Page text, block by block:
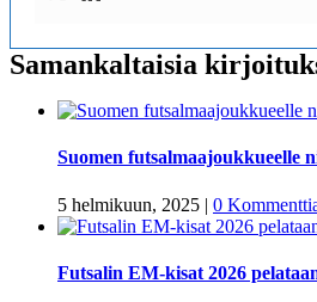
Samankaltaisia
Suomen futsalmaajoukkueelle
5 helmikuun, 2025 | 0
Futsalin EM-kisat 2026